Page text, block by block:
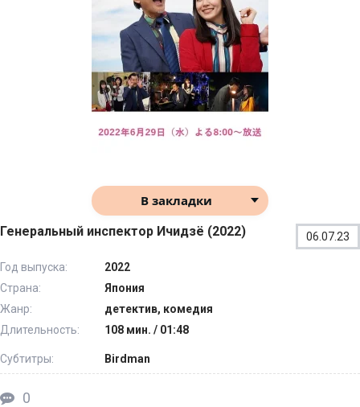
В закладки
Генеральный инспектор Ичидзё (2022) 06.07.23
Год выпуска:
2022
Страна:
Япония
Жанр:
детектив, комедия
Длительность:
108 мин. / 01:48
Субтитры: Birdman
0